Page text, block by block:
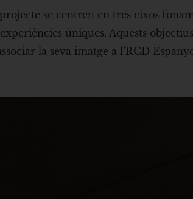
se centren en tres eixos
úniques. Aquests
la seva imatge a l’RCD